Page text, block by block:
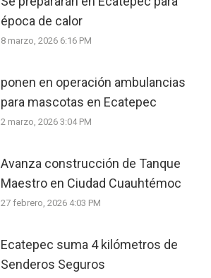
época de calor
8 marzo, 2026 6:16 PM
ponen en operación ambulancias
para mascotas en Ecatepec
2 marzo, 2026 3:04 PM
Avanza construcción de Tanque
Maestro en Ciudad Cuauhtémoc
27 febrero, 2026 4:03 PM
Ecatepec suma 4 kilómetros de
Senderos Seguros